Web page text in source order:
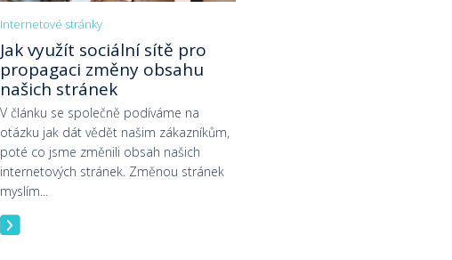
Internetové stránky
Jak využít sociální sítě pro
propagaci změny obsahu
našich stránek
V článku se společně podíváme na
otázku jak dát vědět našim zákazníkům,
poté co jsme změnili obsah našich
internetových stránek. Změnou stránek
myslím...